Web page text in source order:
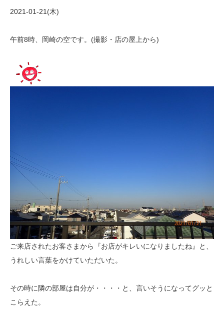
2021-01-21(木)
午前8時、岡崎の空です。(撮影・店の屋上から)
ご来店されたお客さまから『お店がキレいになりましたね』と、
うれしい言葉をかけていただいた。
その時に隣の部屋は自分が・・・・と、言いそうになってグッと
こらえた。